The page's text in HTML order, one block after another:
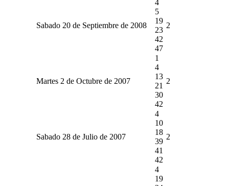
Sabado 20 de Septiembre de 2008
4
5
19
23
42
47
2
Martes 2 de Octubre de 2007
1
4
13
21
30
42
2
Sabado 28 de Julio de 2007
4
10
18
39
41
42
2
4
19